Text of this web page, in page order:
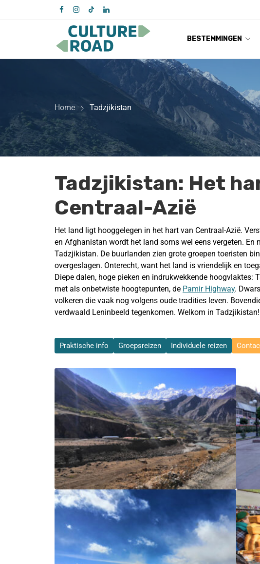
BESTEMMINGEN
Home Tadzjikistan
Tadzjikistan: Het
Centraal-Azië
Het land ligt hooggelegen in het hart van Centraal-Azië.
en Afghanistan wordt het land soms wel eens vergeten.
Tadzjikistan. De buurlanden zien grote groepen toeristen
overgeslagen. Onterecht, want het land is vriendelijk en
Diepe dalen, hoge pieken en indrukwekkende hoogvlaktes:
met als onbetwiste hoogtepunten, de Pamir Highway.
volkeren die vaak nog volgens oude tradities leven.
verdwaald Leninbeeld tegenkomen. Welkom in Tadzjikistan!
Praktische info Groepsreizen Individuele reizen